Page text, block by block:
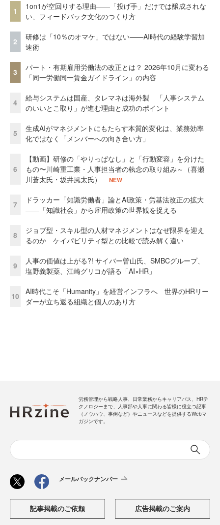
1
1on1が空回りする理由——「投げ手」だけでは醸成されな
い、フィードバック文化のつくり方
2
研修は「10％のオマケ」ではない——AI時代の経験学習加
速術
3
パート・有期雇用労働法の改正とは？ 2026年10月に変わる
「同一労働同一賃金ガイドライン」の内容
4
給与システムは国産、タレマネは海外製 「人事システム
のいいとこ取り」が進む理由と成功のポイント
5
生成AIがマネジメントにもたらす本質的変化は、業務効率
化ではなく「メンバーへの向き合い方」
6
【動画】研修の「やりっぱなし」と「行動変容」を分けた
もの〜川崎重工業・人事担当者の執念の取り組み～（喜瀬
川蒼太氏・坂井風太氏）
NEW
7
ドラッカー「知識労働者」論とAI政策・労基法改正の拡大
——「知識社会」から雇用政策の世界観を捉える
8
ジョブ型・スキル型の人材マネジメントはなぜ限界を迎え
るのか ケイパビリティ型との比較で読み解く違い
9
人事の価値は上がる?! サイバー曽山氏、SMBCグループ、
塩野義製薬、江崎グリコが語る「AI×HR」
10
AI時代こそ「Humanity」を経営インフラへ 世界のHRリー
ダーが立ち返る組織と個人のあり方
労務管理から戦略人事、日常業務からキャリアパス、HRテ
クノロジーまで、人事部や人事に関わる皆様に役立つ記事
（ノウハウ、事例など）やニュースなどを提供するWebマ
ガジンです。
メールバックナンバー
記事掲載のご依頼 広告掲載のご案内